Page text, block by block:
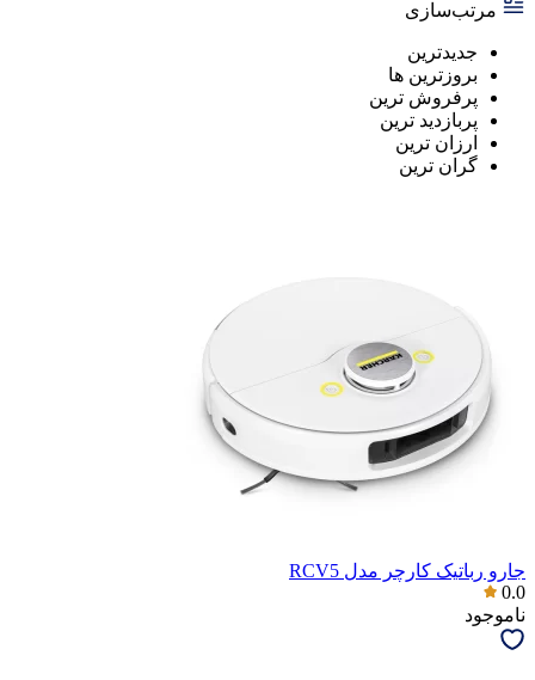
مرتب‌سازی
جدیدترین
بروزترین ها
پرفروش ترین
پربازدید ترین
ارزان ترین
گران ترین
جارو رباتیک کارچر مدل RCV5
0.0
ناموجود